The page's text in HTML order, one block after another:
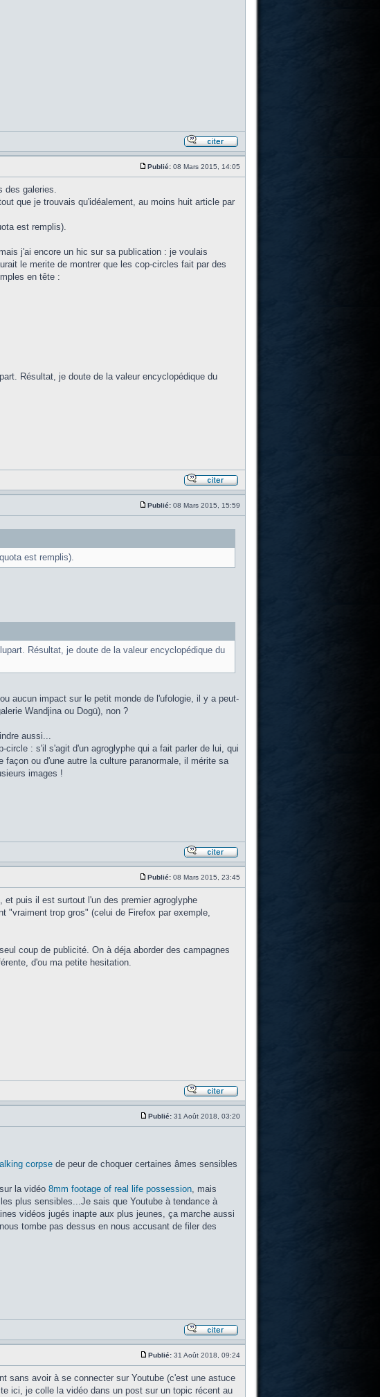
Publié:08 Mars 2015, 14:05
des galeries.
que je trouvais qu'idéalement, au moins huit article par
est remplis).
j'ai encore un hic sur sa publication : je voulais
le merite de montrer que les cop-circles fait par des
en tête :
Résultat, je doute de la valeur encyclopédique du
Publié:08 Mars 2015, 15:59
est remplis).
Résultat, je doute de la valeur encyclopédique du
aucun impact sur le petit monde de l'ufologie, il y a peut-
Wandjina ou Dogū), non ?
aussi...
circle : s'il s'agit d'un agroglyphe qui a fait parler de lui, qui
ou d'une autre la culture paranormale, il mérite sa
images !
Publié:08 Mars 2015, 23:45
puis il est surtout l'un des premier agroglyphe
"vraiment trop gros" (celui de Firefox par exemple,
coup de publicité. On à déja aborder des campagnes
d'ou ma petite hesitation.
Publié:31 Août 2018, 03:20
corpsede peur de choquer certaines âmes sensibles
la vidéo 8mm footage of real life possession, mais
plus sensibles...Je sais que Youtube à tendance à
vidéos jugés inapte aux plus jeunes, ça marche aussi
tombe pas dessus en nous accusant de filer des
Publié:31 Août 2018, 09:24
sans avoir à se connecter sur Youtube (c'est une astuce
ici, je colle la vidéo dans un post sur un topic récent au